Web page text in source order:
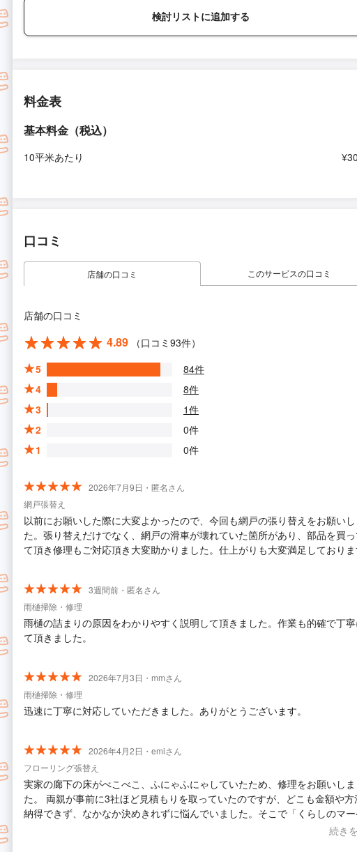
検討リストに追加する
料金表
基本料金（税込）
10平米あたり
口コミ
店舗の口コミ このサービスの口コミ
店舗の口コミ
4.89
（口コミ93件）
5
84件
4
8件
3
1件
2
0件
1
0件
2026年7月9日・匿名さん
網戸張替え
以前にお願いした際に大変よかったので、今回も網戸の張り替えをお願い
た。張り替えだけでなく、網戸の滑車が壊れていた箇所があり、部品を買
て頂き修理もご対応頂き大変助かりました。仕上がりも大変満足しており
3週間前・匿名さん
雨樋掃除・修理
雨樋の詰まりの原因をわかりやすく説明して頂きました。作業も的確で丁
て頂きました。
2026年7月3日・mmさん
雨樋掃除・修理
迅速に丁寧に対応していただきました。ありがとうございます。
2026年4月2日・emiさん
フローリング張替え
実家の廊下の床がべこべこ、ふにゃふにゃしていたため、修理をお願いし
た。 両親が事前に3社ほど見積もりを取っていたのですが、どこも金額や方法に
納得できず、なかなか決めきれずに悩んでいました。そこで「くらしのマ
ト」で相談したところ、こちらの予算や目的に合った方法を提案してくだ
続き